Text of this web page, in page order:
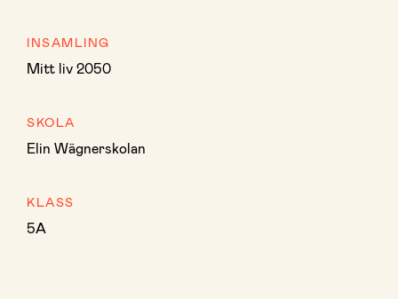
INSAMLING
Mitt liv 2050
SKOLA
Elin Wägnerskolan
KLASS
5A